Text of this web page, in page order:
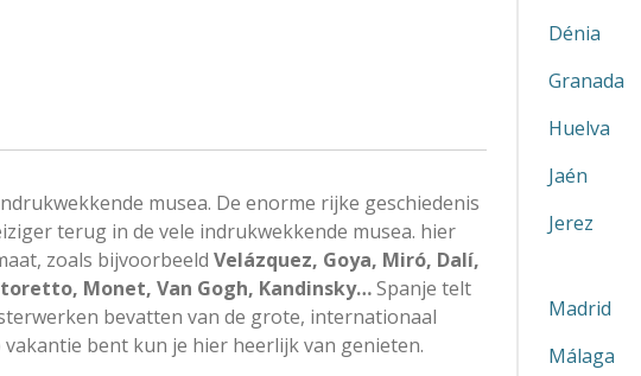
musea. De enorme rijke geschiedenis
terug in de vele indrukwekkende musea. hier
zoals bijvoorbeeld Velázquez, Goya, Miró, Dalí,
Monet, Van Gogh, Kandinsky…Spanje telt
bevatten van de grote, internationaal
bent kun je hier heerlijk van genieten.
Dénia
Granada
Huelva
Jaén
Jerez
Madrid
Málaga